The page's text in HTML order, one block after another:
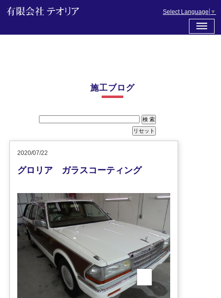
Select Language ▼
施工ブログ
2020/07/22
グロリア ガラスコーティング